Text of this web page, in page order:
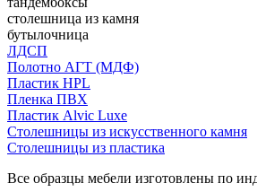
столешница из камня
бутылочница
ЛДСП
Полотно АГТ (МДФ)
Пластик HPL
Пленка ПВХ
Пластик Alvic Luxe
Столешницы из искусственного камня
Столешницы из пластика
Все образцы мебели изготовлены по